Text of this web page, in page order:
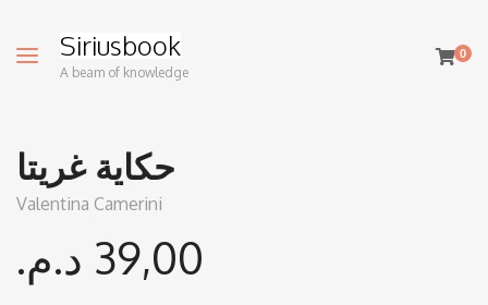
Siriusbook
A beam of knowledge
0
حكاية غريتا
Valentina Camerini
39,00 د.م.